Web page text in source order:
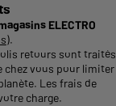
ELECTRO
).
retours sont traités
chez vous pour limiter
Les frais de
charge.